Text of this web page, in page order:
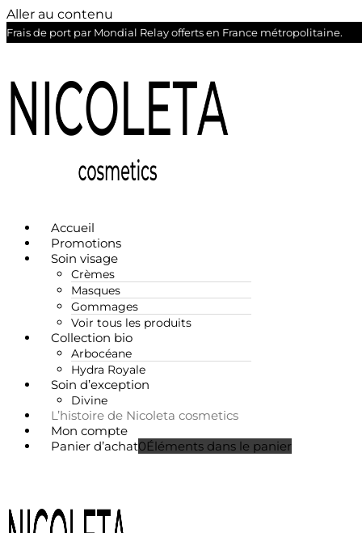
Aller au contenu
Frais de port par Mondial Relay offerts en France métropolitaine.
Accueil
Promotions
Soin visage
Crèmes
Masques
Gommages
Voir tous les produits
Collection bio
Arbocéane
Hydra Royale
Soin d’exception
Divine
L’histoire de Nicoleta cosmetics
Mon compte
Panier d’achat0Éléments dans le panier